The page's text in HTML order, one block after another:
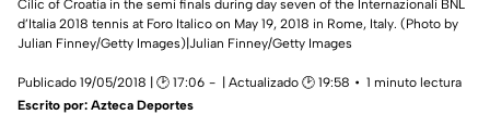
Cilic of Croatia in the semi finals during day seven of the Internazionali BNL
d’Italia 2018 tennis at Foro Italico on May 19, 2018 in Rome, Italy. (Photo by
Julian Finney/Getty Images)|Julian Finney/Getty Images
Publicado 19/05/2018 | 🕑 17:06 | Actualizado 🕑 19:58
1 minuto lectura
Escrito por: Azteca Deportes